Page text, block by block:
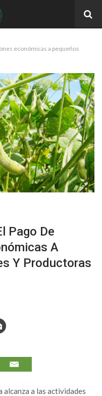
económicas a pequeños
Pago De
A
Y Productoras
alcanza a las actividades